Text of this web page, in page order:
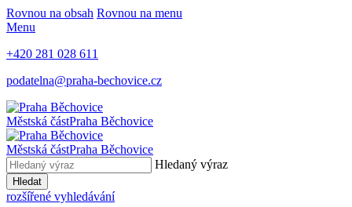
Rovnou na obsah Rovnou na menu
Menu
+420 281 028 611
podatelna@praha-bechovice.cz
Městská částPraha Běchovice
Městská částPraha Běchovice
Hledaný výraz
Hledat
rozšířené vyhledávání